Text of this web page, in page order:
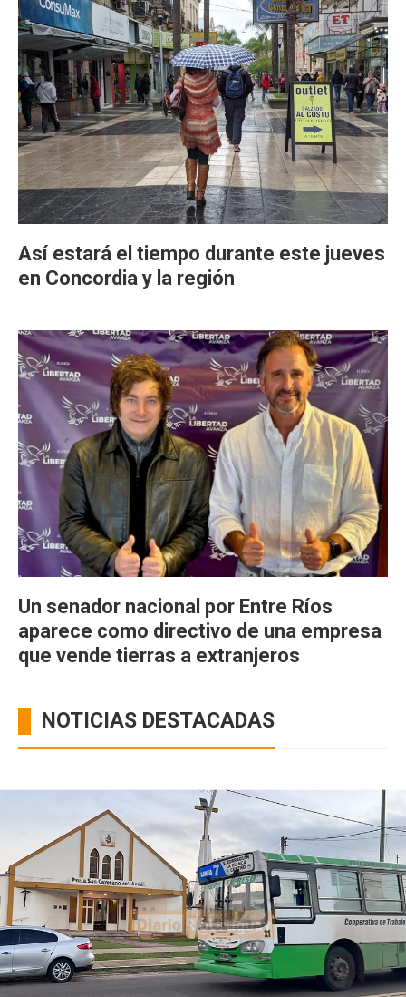
Así estará el tiempo durante este jueves
en Concordia y la región
Un senador nacional por Entre Ríos
aparece como directivo de una empresa
que vende tierras a extranjeros
NOTICIAS DESTACADAS